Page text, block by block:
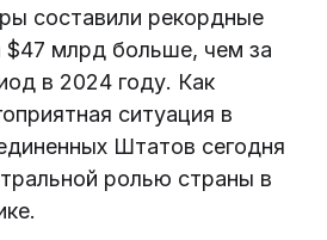
составили рекордные
млрд больше, чем за
в 2024 году. Как
ситуация в
Штатов сегодня
ролью страны в